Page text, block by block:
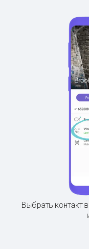
Выбрать контакт